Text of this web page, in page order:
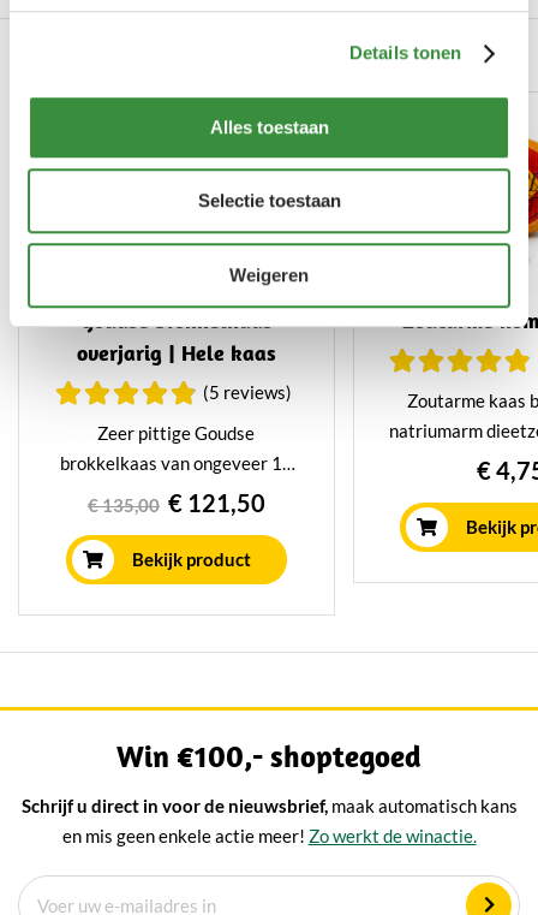
Details tonen
Alles toestaan
Selectie toestaan
Weigeren
Gerelateerde producten
Goudse brokkelkaas
overjarig | Hele kaas
(5 reviews)
Zeer pittige Goudse
brokkelkaas van ongeveer 10
kilo. Minimaal 3 jaar gerijpt in
rijpingshuis. Heerlijk voor bij de
borrel of gewoon lekker uit het
vuistje.
€ 135,00 € 121,50
Bekijk product
Zoutarme
Zoutarme kaas
natriumarm
romig en€
Bekijk
Win €100,- shoptegoed
Schrijf u direct in voor de nieuwsbrief, maak automatisch kans
en mis geen enkele actie meer! Zo werkt de winactie.